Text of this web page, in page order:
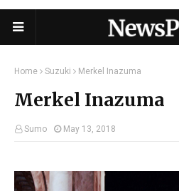
Home Suzuki Merkel Inazuma
Merkel Inazuma
Sumo May 13, 2018